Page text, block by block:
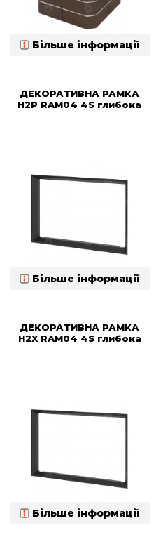
Більше інформації
ДЕКОРАТИВНА РАМКА
H2P RAM04 4S глибока
Більше інформації
ДЕКОРАТИВНА РАМКА
H2X RAM04 4S глибока
Більше інформації